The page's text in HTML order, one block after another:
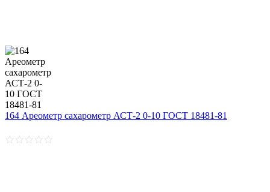
164 Ареометр сахарометр АСТ-2 0-10 ГОСТ 18481-81